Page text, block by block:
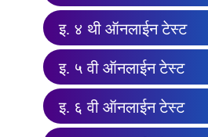
इ. ४ थी ऑनलाईन टेस्ट
इ. ५ वी ऑनलाईन टेस्ट
इ. ६ वी ऑनलाईन टेस्ट